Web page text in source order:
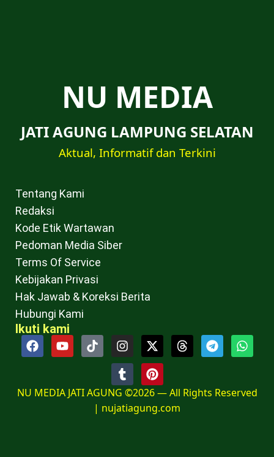
NU MEDIA
JATI AGUNG LAMPUNG SELATAN
Aktual, Informatif dan Terkini
Tentang Kami
Redaksi
Kode Etik Wartawan
Pedoman Media Siber
Terms Of Service
Kebijakan Privasi
Hak Jawab & Koreksi Berita
Hubungi Kami
Ikuti kami
NU MEDIA JATI AGUNG ©2026 — All Rights Reserved
| nujatiagung.com